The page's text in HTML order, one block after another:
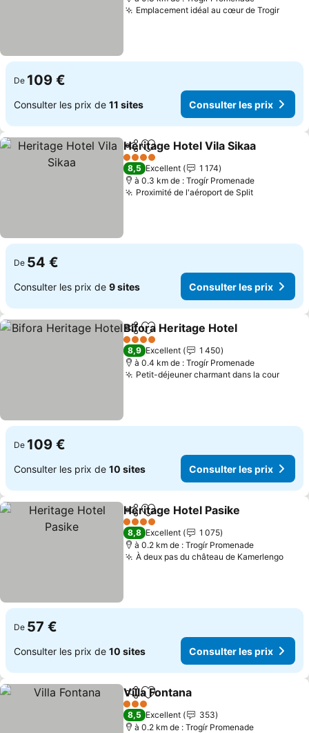
Emplacement idéal au cœur de Trogir
De 109 €
Consulter les prix de 11 sites Consulter les prix
PartagerAjouter à mes favoris
Heritage Hotel Vila Sikaa
4 Étoiles
8,5 Excellent
1 174
à 0.3 km de : Trogír Promenade
Proximité de l'aéroport de Split
De 54 €
Consulter les prix de 9 sites Consulter les prix
PartagerAjouter à mes favoris
Bifora Heritage Hotel
4 Étoiles
8,9 Excellent
1 450
à 0.4 km de : Trogír Promenade
Petit-déjeuner charmant dans la cour
De 109 €
Consulter les prix de 10 sites Consulter les prix
PartagerAjouter à mes favoris
Heritage Hotel Pasike
4 Étoiles
8,8 Excellent
1 075
à 0.2 km de : Trogír Promenade
À deux pas du château de Kamerlengo
De 57 €
Consulter les prix de 10 sites Consulter les prix
PartagerAjouter à mes favoris
Villa Fontana
3 Étoiles
8,5 Excellent
353
à 0.2 km de : Trogír Promenade